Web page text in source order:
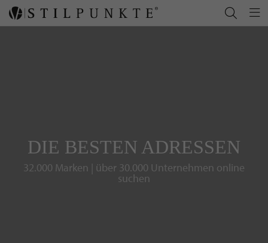
DIE BESTEN ADRESSEN
32.000 Marken | über 30.000 Unternehmen online
suchen